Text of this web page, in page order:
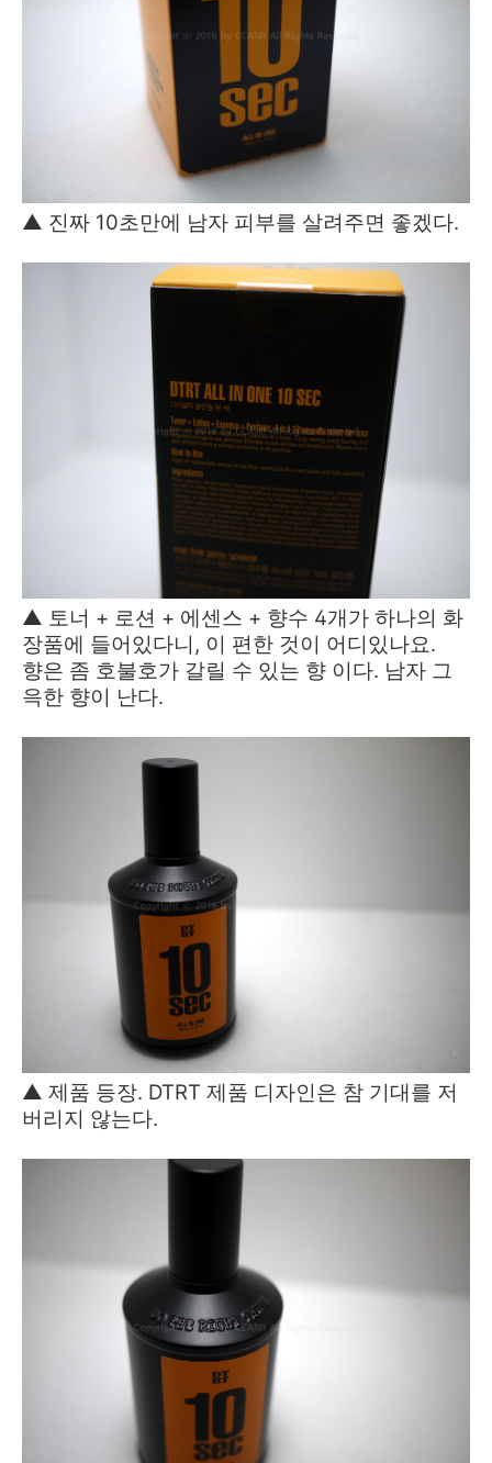
▲ 진짜 10초만에 남자 피부를 살려주면 좋겠다.
▲ 토너 + 로션 + 에센스 + 향수 4개가 하나의 화
장품에 들어있다니, 이 편한 것이 어디있나요.
향은 좀 호불호가 갈릴 수 있는 향 이다. 남자 그
윽한 향이 난다.
▲ 제품 등장. DTRT 제품 디자인은 참 기대를 저
버리지 않는다.